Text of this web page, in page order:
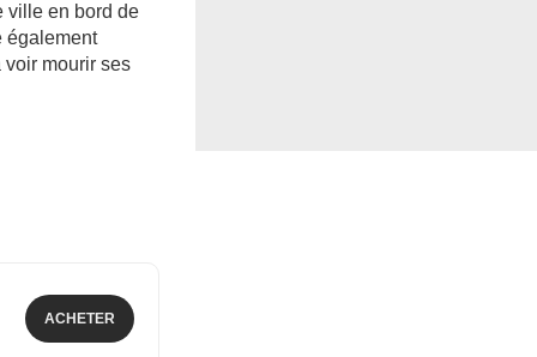
ville en bord de
également
voir mourir ses
ACHETER